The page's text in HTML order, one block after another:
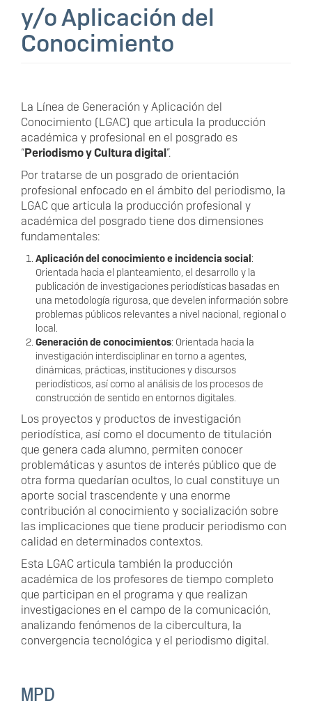
y/o Aplicación del
Conocimiento
La Línea de Generación y Aplicación del
Conocimiento (LGAC) que articula la producción
académica y profesional en el posgrado es
“Periodismo y Cultura digital”.
Por tratarse de un posgrado de orientación
profesional enfocado en el ámbito del periodismo, la
LGAC que articula la producción profesional y
académica del posgrado tiene dos dimensiones
fundamentales:
Aplicación del conocimiento e incidencia social:
Orientada hacia el planteamiento, el desarrollo y la
publicación de investigaciones periodísticas basadas en
una metodología rigurosa, que develen información sobre
problemas públicos relevantes a nivel nacional, regional o
local.
Generación de conocimientos: Orientada hacia la
investigación interdisciplinar en torno a agentes,
dinámicas, prácticas, instituciones y discursos
periodísticos, así como al análisis de los procesos de
construcción de sentido en entornos digitales.
Los proyectos y productos de investigación
periodística, así como el documento de titulación
que genera cada alumno, permiten conocer
problemáticas y asuntos de interés público que de
otra forma quedarían ocultos, lo cual constituye un
aporte social trascendente y una enorme
contribución al conocimiento y socialización sobre
las implicaciones que tiene producir periodismo con
calidad en determinados contextos.
Esta LGAC articula también la producción
académica de los profesores de tiempo completo
que participan en el programa y que realizan
investigaciones en el campo de la comunicación,
analizando fenómenos de la cibercultura, la
convergencia tecnológica y el periodismo digital.
MPD